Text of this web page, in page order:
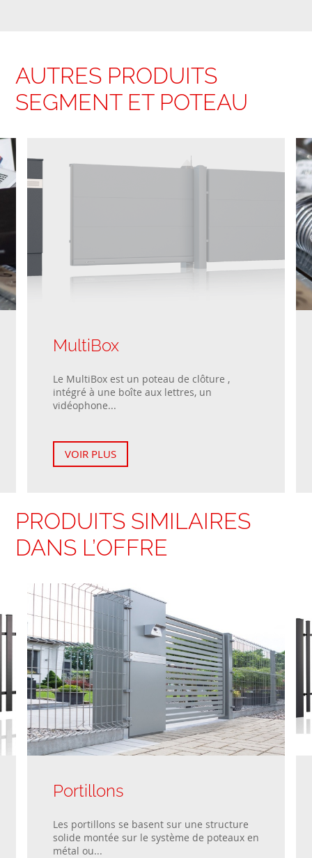
AUTRES PRODUITS
SEGMENT ET POTEAU
MultiBox
Le MultiBox est un poteau de clôture ,
intégré à une boîte aux lettres, un
vidéophone...
VOIR PLUS
PRODUITS SIMILAIRES
DANS L’OFFRE
Portillons
Les portillons se basent sur une structure
solide montée sur le système de poteaux en
métal ou...